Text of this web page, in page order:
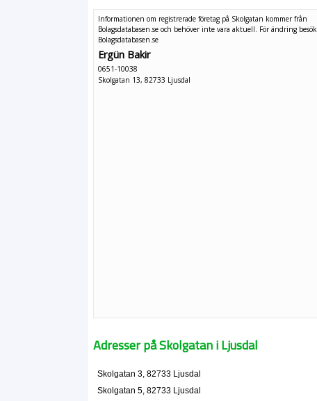
Informationen om registrerade företag på Skolgatan kommer från
Bolagsdatabasen.se och behöver inte vara aktuell. För ändring besök
Bolagsdatabasen.se
Ergün Bakir
0651-10038
Skolgatan 13, 82733 Ljusdal
Adresser på Skolgatan i Ljusdal
Skolgatan 3, 82733 Ljusdal
Skolgatan 5, 82733 Ljusdal